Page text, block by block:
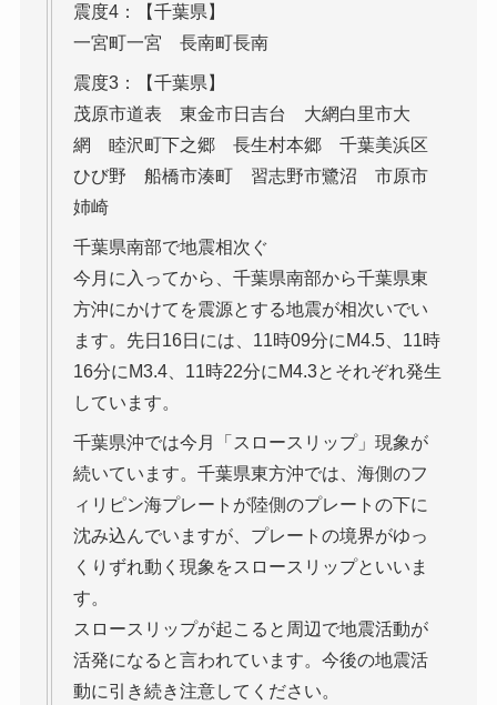
震度4：【千葉県】
一宮町一宮 長南町長南
震度3：【千葉県】
茂原市道表 東金市日吉台 大網白里市大
網 睦沢町下之郷 長生村本郷 千葉美浜区
ひび野 船橋市湊町 習志野市鷺沼 市原市
姉崎
千葉県南部で地震相次ぐ
今月に入ってから、千葉県南部から千葉県東
方沖にかけてを震源とする地震が相次いでい
ます。先日16日には、11時09分にM4.5、11時
16分にM3.4、11時22分にM4.3とそれぞれ発生
しています。
千葉県沖では今月「スロースリップ」現象が
続いています。千葉県東方沖では、海側のフ
ィリピン海プレートが陸側のプレートの下に
沈み込んでいますが、プレートの境界がゆっ
くりずれ動く現象をスロースリップといいま
す。
スロースリップが起こると周辺で地震活動が
活発になると言われています。今後の地震活
動に引き続き注意してください。